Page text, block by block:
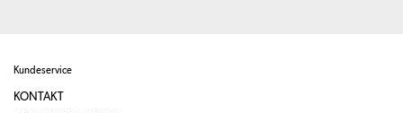
Kundeservice
KONTAKT